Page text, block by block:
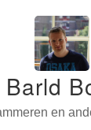
Barld
en